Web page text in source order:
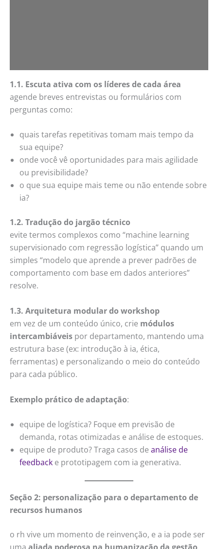
1.1. Escuta ativa com os líderes de cada área
agende breves entrevistas ou formulários com
perguntas como:
quais tarefas repetitivas tomam mais tempo da
sua equipe?
onde você vê oportunidades para mais agilidade
ou previsibilidade?
o que sua equipe mais teme ou não entende sobre
ia?
1.2. Tradução do jargão técnico
evite termos complexos como “machine learning
supervisionado com regressão logística” quando um
simples “modelo que aprende a prever padrões de
comportamento com base em dados anteriores”
resolve.
1.3. Arquitetura modular do workshop
em vez de um conteúdo único, crie módulos
intercambiáveis por departamento, mantendo uma
estrutura base (ex: introdução à ia, ética,
ferramentas) e personalizando o meio do conteúdo
para cada público.
Exemplo prático de adaptação:
equipe de logística? Foque em previsão de
demanda, rotas otimizadas e análise de estoques.
equipe de produto? Traga casos de análise de
feedback e prototipagem com ia generativa.
Seção 2: personalização para o departamento de
recursos humanos
o rh vive um momento de reinvenção, e a ia pode ser